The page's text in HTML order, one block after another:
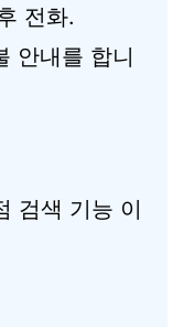
전화.
안내를 합니
검색 기능 이